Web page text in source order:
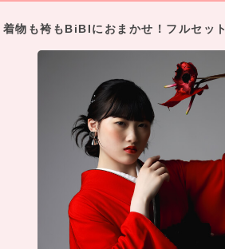
着物も袴もBiBIにおまかせ！フルセッ